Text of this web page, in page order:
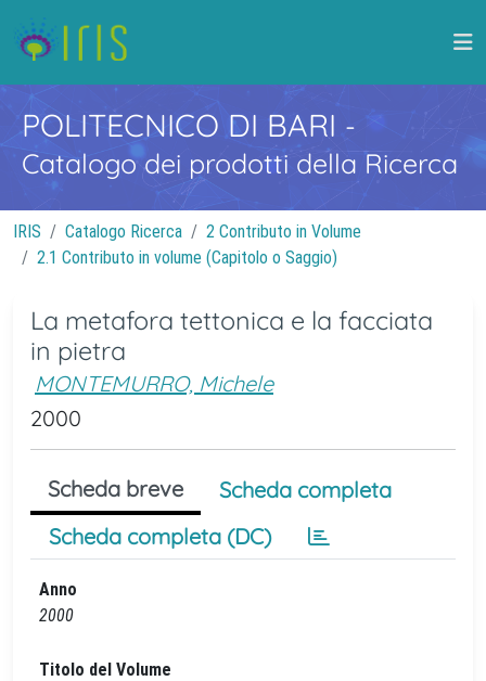
POLITECNICO DI BARI -
Catalogo dei prodotti della Ricerca
IRIS Catalogo Ricerca
2 Contributo in Volume
2.1 Contributo in volume (Capitolo o Saggio)
La metafora tettonica e la facciata
in pietra
MONTEMURRO, Michele
2000
Scheda breve
Scheda completa
Scheda completa (DC)
Anno
2000
Titolo del Volume